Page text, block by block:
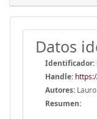
Datos
Identificador:
Handle:
Autores:
Resumen: